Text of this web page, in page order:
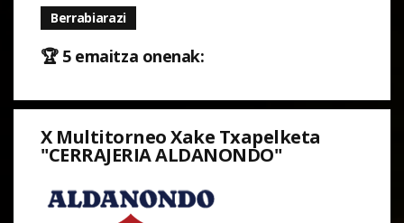
Berrabiarazi
🏆 5 emaitza onenak:
X Multitorneo Xake Txapelketa
"CERRAJERIA ALDANONDO"